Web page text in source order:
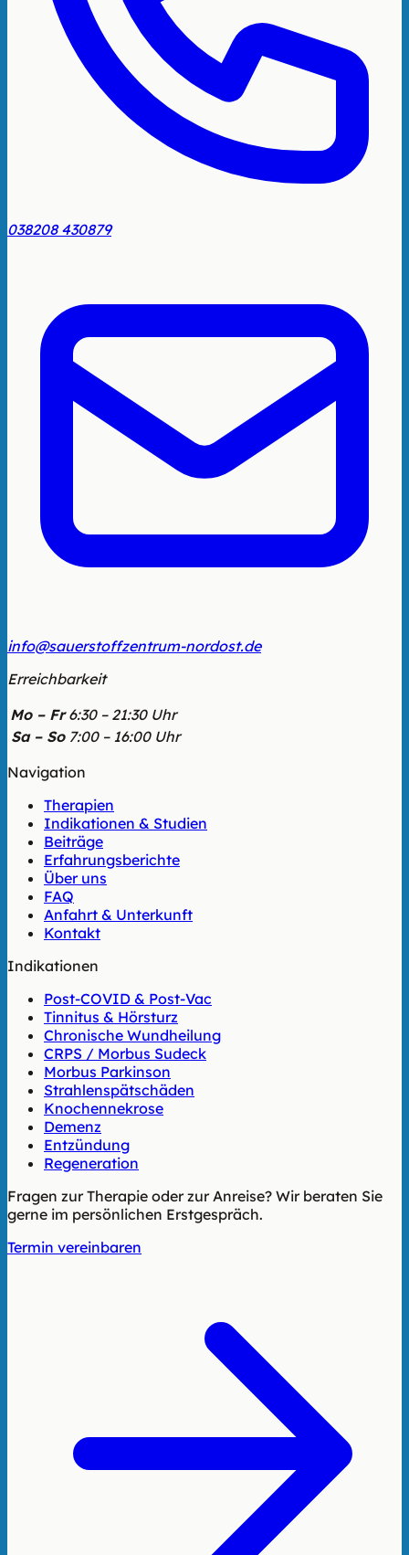
038208 430879
info@sauerstoffzentrum-nordost.de
Erreichbarkeit
Mo – Fr 6:30 – 21:30 Uhr
Sa – So 7:00 – 16:00 Uhr
Navigation
Therapien
Indikationen & Studien
Beiträge
Erfahrungsberichte
Über uns
FAQ
Anfahrt & Unterkunft
Kontakt
Indikationen
Post-COVID & Post-Vac
Tinnitus & Hörsturz
Chronische Wundheilung
CRPS / Morbus Sudeck
Morbus Parkinson
Strahlenspätschäden
Knochennekrose
Demenz
Entzündung
Regeneration
Fragen zur Therapie oder zur Anreise? Wir beraten Sie
gerne im persönlichen Erstgespräch.
Termin vereinbaren